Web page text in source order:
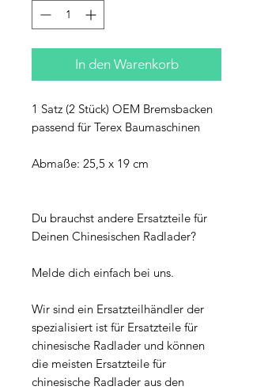
In den Warenkorb
1 Satz (2 Stück) OEM Bremsbacken
passend für Terex Baumaschinen
Abmaße: 25,5 x 19 cm
Du brauchst andere Ersatzteile für
Deinen Chinesischen Radlader?
Melde dich einfach bei uns.
Wir sind ein Ersatzteilhändler der
spezialisiert ist für Ersatzteile für
chinesische Radlader und können
die meisten Ersatzteile für
chinesische Radlader aus den